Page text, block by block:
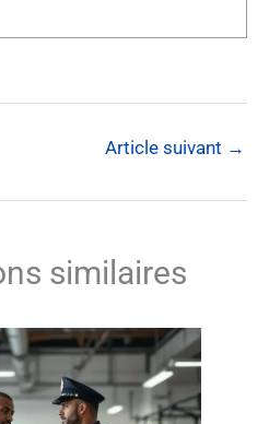
Article suivant →
similaires